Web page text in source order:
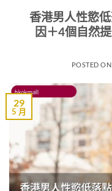
香港男人性慾
因＋4個自然
POSTED ON
29
5 月